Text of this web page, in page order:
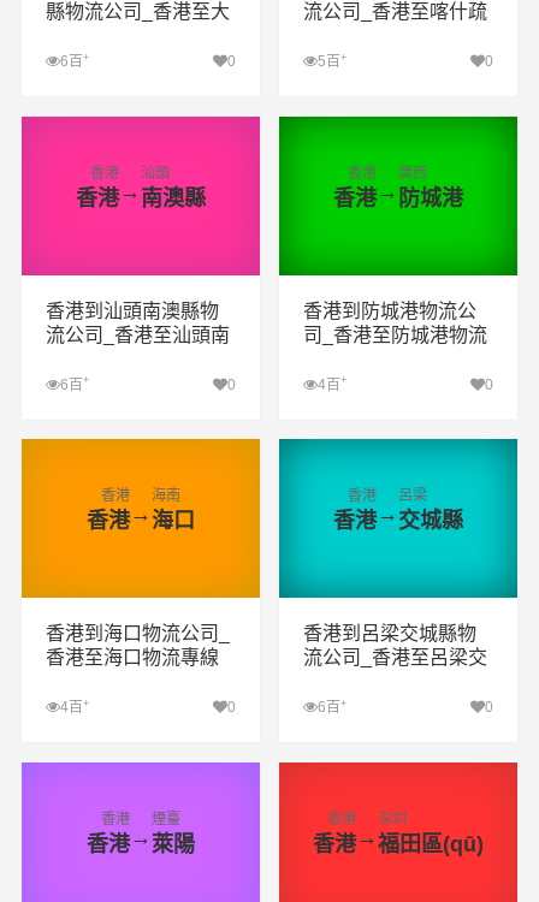
縣物流公司_香港至大
線6百 + 0
查看詳細(xì)
流公司_香港至喀什疏
5百+ 0
查看詳細(xì)
香港
香港→
汕頭
南澳縣
香港到汕頭南澳縣物
流公司_香港至汕頭南
6百+ 0
查看詳細(xì)
香港
香港→
廣西
防城港
香港到防城港物流公
司_香港至防城港物流
4百+ 0
查看詳細(xì)
香港
香港→
海南
海口
香港到海口物流公司_
香港至海口物流專線
4百 + 0
查看詳細(xì)
香港
香港→
呂梁
交城縣
香港到呂梁交城縣物
流公司_香港至呂梁交
6百+ 0
查看詳細(xì)
香港
香港→
煙臺
萊陽
香港
香港→
深圳
福田區(qū)